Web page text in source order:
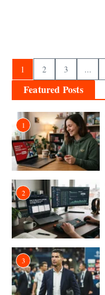
1 2 3 ...
Featured Posts
1
2
3